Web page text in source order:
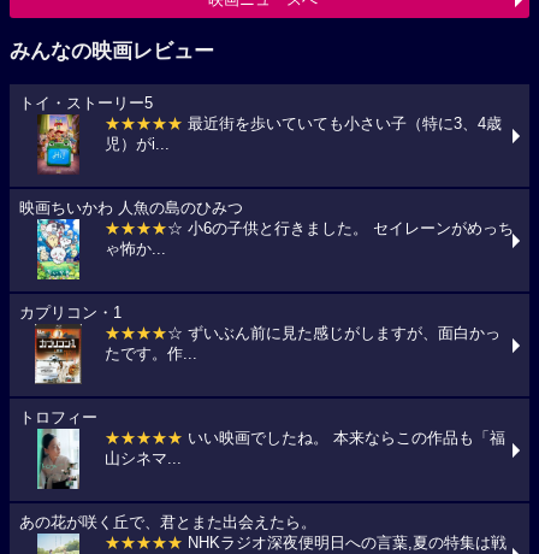
みんなの映画レビュー
トイ・ストーリー5
★★★★★ 最近街を歩いていても小さい子（特に3、4歳
児）がi...
映画ちいかわ 人魚の島のひみつ
★★★★☆ 小6の子供と行きました。 セイレーンがめっち
ゃ怖か...
カプリコン・1
★★★★☆ ずいぶん前に見た感じがしますが、面白かっ
たです。作...
トロフィー
★★★★★ いい映画でしたね。 本来ならこの作品も「福
山シネマ...
あの花が咲く丘で、君とまた出会えたら。
★★★★★ NHKラジオ深夜便明日への言葉,夏の特集は戦